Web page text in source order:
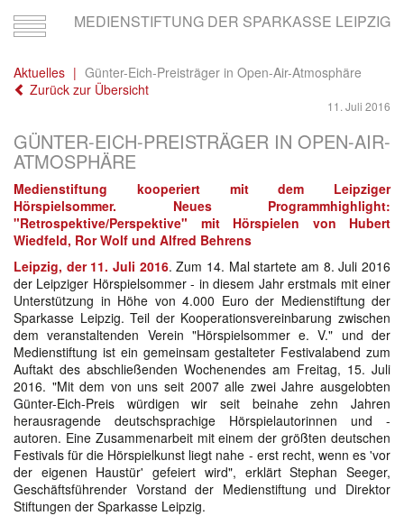
Toggle
navigation
MEDIENSTIFTUNG DER SPARKASSE LEIPZIG
Aktuelles
Günter-Eich-Preisträger in Open-Air-Atmosphäre
Zurück zur Übersicht
11. Juli 2016
GÜNTER-EICH-PREISTRÄGER IN OPEN-AIR-
ATMOSPHÄRE
Medienstiftung kooperiert mit dem Leipziger
Hörspielsommer. Neues Programmhighlight:
"Retrospektive/Perspektive" mit Hörspielen von Hubert
Wiedfeld, Ror Wolf und Alfred Behrens
Leipzig, der 11. Juli 2016. Zum 14. Mal startete am 8. Juli 2016
der Leipziger Hörspielsommer - in diesem Jahr erstmals mit einer
Unterstützung in Höhe von 4.000 Euro der Medienstiftung der
Sparkasse Leipzig. Teil der Kooperationsvereinbarung zwischen
dem veranstaltenden Verein "Hörspielsommer e. V." und der
Medienstiftung ist ein gemeinsam gestalteter Festivalabend zum
Auftakt des abschließenden Wochenendes am Freitag, 15. Juli
2016. "Mit dem von uns seit 2007 alle zwei Jahre ausgelobten
Günter-Eich-Preis würdigen wir seit beinahe zehn Jahren
herausragende deutschsprachige Hörspielautorinnen und -
autoren. Eine Zusammenarbeit mit einem der größten deutschen
Festivals für die Hörspielkunst liegt nahe - erst recht, wenn es 'vor
der eigenen Haustür' gefeiert wird", erklärt Stephan Seeger,
Geschäftsführender Vorstand der Medienstiftung und Direktor
Stiftungen der Sparkasse Leipzig.